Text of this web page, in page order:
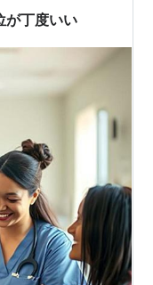
が丁度いい